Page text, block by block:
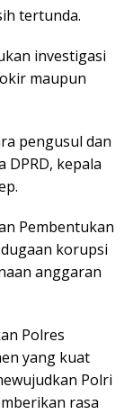
tertunda.
investigasi
maupun
pengusul dan
kepala
Pembentukan
korupsi
anggaran
Polres
yang kuat
Polri
rasa